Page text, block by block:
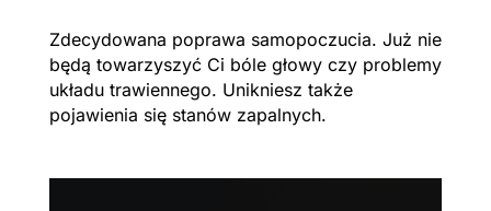
Zdecydowana poprawa samopoczucia. Już nie
będą towarzyszyć Ci bóle głowy czy problemy
układu trawiennego. Unikniesz także
pojawienia się stanów zapalnych.